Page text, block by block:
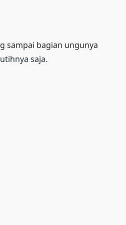
sampai bagian ungunya
saja.